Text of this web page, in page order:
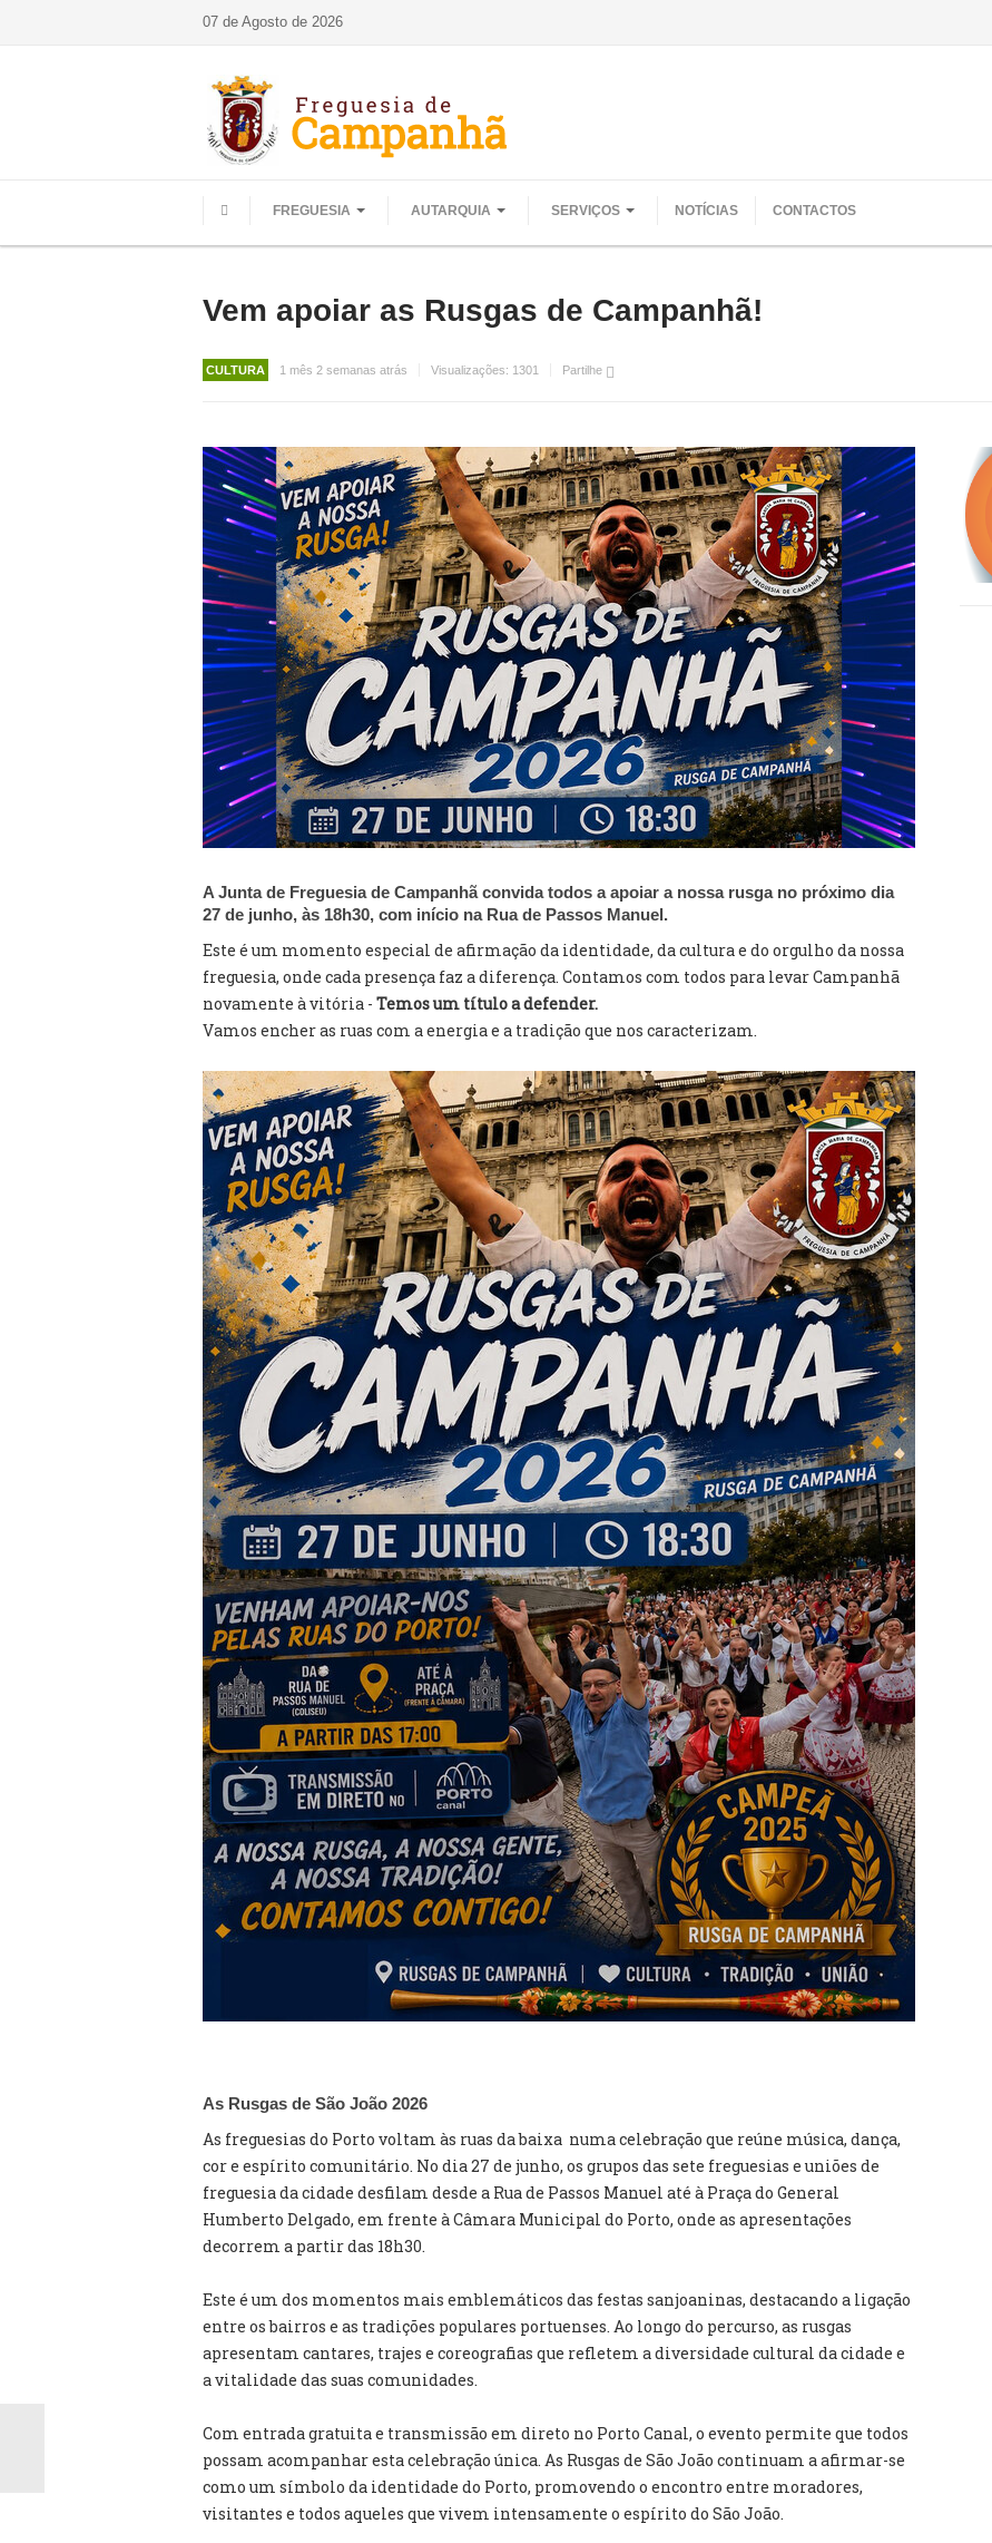
07 de Agosto de 2026
FREGUESIA AUTARQUIA SERVIÇOS NOTÍCIAS CONTACTOS
Vem apoiar as Rusgas de Campanhã!
CULTURA 1 mês 2 semanas atrás Visualizações: 1301 Partilhe
A Junta de Freguesia de Campanhã convida todos a apoiar a nossa rusga no próximo dia
27 de junho, às 18h30, com início na Rua de Passos Manuel.
Este é um momento especial de afirmação da identidade, da cultura e do orgulho da nossa
freguesia, onde cada presença faz a diferença. Contamos com todos para levar Campanhã
novamente à vitória - Temos um título a defender.
Vamos encher as ruas com a energia e a tradição que nos caracterizam.
As Rusgas de São João 2026
As freguesias do Porto voltam às ruas da baixa numa celebração que reúne música, dança,
cor e espírito comunitário. No dia 27 de junho, os grupos das sete freguesias e uniões de
freguesia da cidade desfilam desde a Rua de Passos Manuel até à Praça do General
Humberto Delgado, em frente à Câmara Municipal do Porto, onde as apresentações
decorrem a partir das 18h30.
Este é um dos momentos mais emblemáticos das festas sanjoaninas, destacando a ligação
entre os bairros e as tradições populares portuenses. Ao longo do percurso, as rusgas
apresentam cantares, trajes e coreografias que refletem a diversidade cultural da cidade e
a vitalidade das suas comunidades.
Com entrada gratuita e transmissão em direto no Porto Canal, o evento permite que todos
possam acompanhar esta celebração única. As Rusgas de São João continuam a afirmar-se
como um símbolo da identidade do Porto, promovendo o encontro entre moradores,
visitantes e todos aqueles que vivem intensamente o espírito do São João.